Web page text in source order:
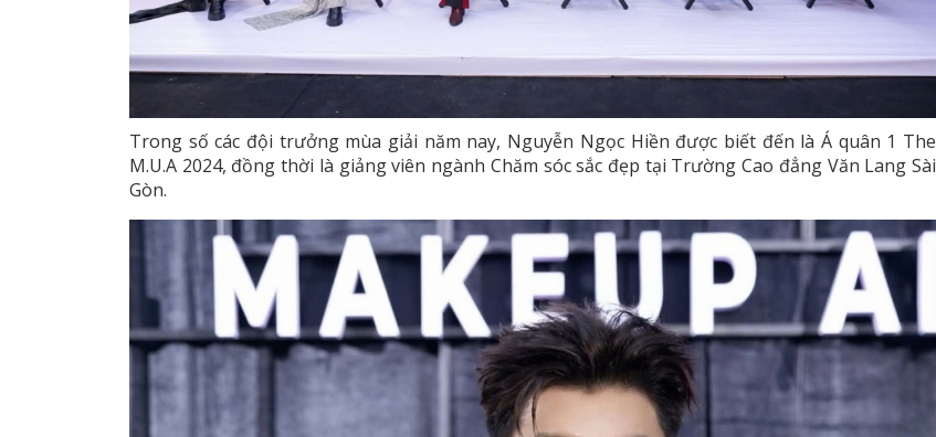
Trong số các đội trưởng mùa giải năm nay, Nguyễn Ngọc Hiền được biết đến là Á quân 1 The
M.U.A 2024, đồng thời là giảng viên ngành Chăm sóc sắc đẹp tại Trường Cao đẳng Văn Lang Sài
Gòn.